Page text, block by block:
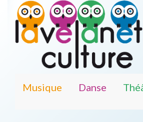
Musique Danse